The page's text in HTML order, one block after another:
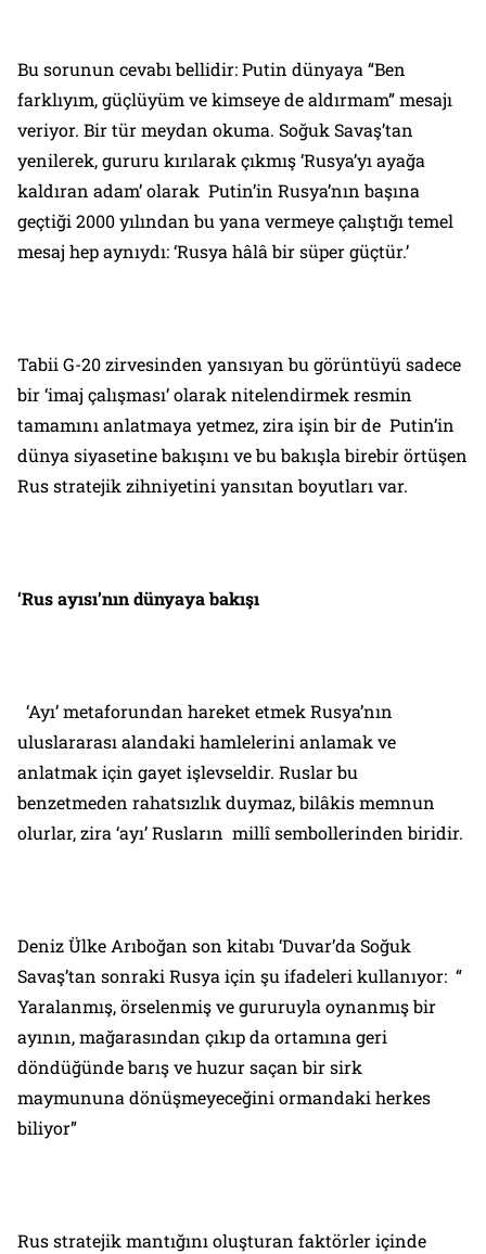
Bu sorunun cevabı bellidir: Putin dünyaya “Ben
farklıyım, güçlüyüm ve kimseye de aldırmam” mesajı
veriyor. Bir tür meydan okuma. Soğuk Savaş’tan
yenilerek, gururu kırılarak çıkmış ‘Rusya’yı ayağa
kaldıran adam’ olarak Putin’in Rusya’nın başına
geçtiği 2000 yılından bu yana vermeye çalıştığı temel
mesaj hep aynıydı: ‘Rusya hâlâ bir süper güçtür.’
Tabii G-20 zirvesinden yansıyan bu görüntüyü sadece
bir ‘imaj çalışması’ olarak nitelendirmek resmin
tamamını anlatmaya yetmez, zira işin bir de Putin’in
dünya siyasetine bakışını ve bu bakışla birebir örtüşen
Rus stratejik zihniyetini yansıtan boyutları var.
‘Rus ayısı’nın dünyaya bakışı
‘Ayı’ metaforundan hareket etmek Rusya’nın
uluslararası alandaki hamlelerini anlamak ve
anlatmak için gayet işlevseldir. Ruslar bu
benzetmeden rahatsızlık duymaz, bilâkis memnun
olurlar, zira ‘ayı’ Rusların millî sembollerinden biridir.
Deniz Ülke Arıboğan son kitabı ‘Duvar’da Soğuk
Savaş’tan sonraki Rusya için şu ifadeleri kullanıyor: “
Yaralanmış, örselenmiş ve gururuyla oynanmış bir
ayının, mağarasından çıkıp da ortamına geri
döndüğünde barış ve huzur saçan bir sirk
maymununa dönüşmeyeceğini ormandaki herkes
biliyor”
Rus stratejik mantığını oluşturan faktörler içinde